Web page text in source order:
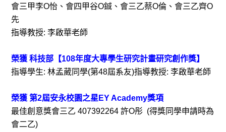
會三甲李O怡、會四甲谷O鋮、會三乙蔡O倫、會三乙齊O
先
指導教授: 李啟華老師
榮獲 科技部【108年度大專學生研究計畫研究創作獎】
指導學生: 林孟葳同學(第48屆系友)指導教授: 李啟華老師
榮獲 第2屆安永校園之星EY Academy獎項
最佳創意獎會三乙 407392264 許O彤 (得獎同學申請時為
會二乙)